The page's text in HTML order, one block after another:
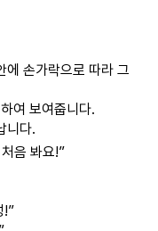
에 손가락으로 따라 그
여 보여줍니다.
니다.
음 봐요!”
!”